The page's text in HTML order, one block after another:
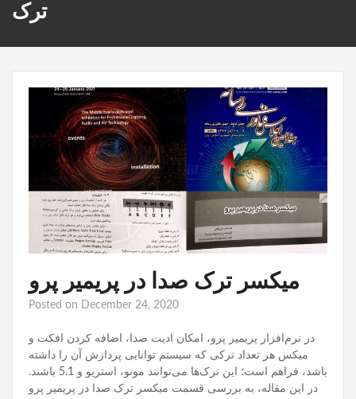
ترک
میکسر ترک صدا در پریمیر پرو
Posted on December 24, 2020
در نرم‌افزار پریمیر پرو، امکان ادیت صدا، اضافه کردن افکت و
میکس هر تعداد ترکی که سیستم توانایی پردازش آن را داشته
باشد، فراهم است؛ این ترک‌ها می‌توانند مونو، استریو و 5.1 باشند.
در این مقاله، به بررسی قسمت میکسر ترک صدا در پریمیر پرو